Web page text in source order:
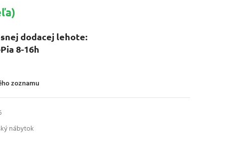
dodacej lehote:
8-16h
zoznamu
nábytok